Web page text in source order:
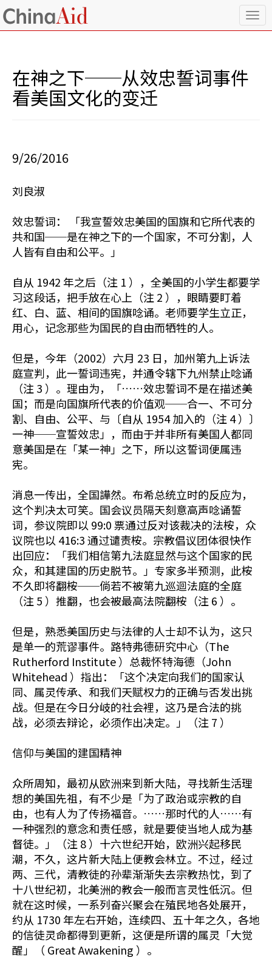
T
o
在神之下──从效忠誓词事件
看美国文化的变迁
9/26/2016
刘良淑
效忠誓词： 「我宣誓效忠美国的国旗和它所代表的
共和国──是在神之下的一个国家，不可分割，人
人皆有自由和公平。」
自从 1942 年之后（注 1 ），全美国的小学生都要学
习这段话，把手放在心上（注 2 ），眼睛要盯着
红、白、蓝、相间的国旗唸诵。老师要学生立正，
用心，记念那些为国民的自由而牺牲的人。
但是，今年（2002）六月 23 日，加州第九上诉法
庭宣判，此一誓词违宪，并通令辖下九州禁止唸诵
（注 3 ）。理由为，「……效忠誓词不是在描述美
国；而是向国旗所代表的价值观──合一、不可分
割、自由、公平、与〔自从 1954 加入的（注 4 ）〕
一神──宣誓效忠」，而由于并非所有美国人都同
意美国是在「某一神」之下，所以这誓词便属违
宪。
消息一传出，全国譁然。布希总统立时的反应为，
这个判决太可笑。国会议员隔天刻意高声唸诵誓
词，参议院即以 99:0 票通过反对该裁决的法桉，众
议院也以 416:3 通过谴责桉。宗教倡议团体很快作
出回应：「我们相信第九法庭显然与这个国家的民
众，和其建国的历史脱节。」专家多半预测，此桉
不久即将翻桉──倘若不被第九巡迴法庭的全庭
（注 5 ）推翻，也会被最高法院翻桉（注 6 ）。
但是，熟悉美国历史与法律的人士却不认为，这只
是单一的荒谬事件。路特弗德研究中心（The
Rutherford Institute ）总裁怀特海德（John
Whitehead ）指出：「这个决定向我们的国家认
同、属灵传承、和我们天赋权力的正确与否发出挑
战。但是在今日分岐的社会裡，这乃是合法的挑
战，必须去辩论，必须作出决定。」（注 7 ）
信仰与美国的建国精神
众所周知，最初从欧洲来到新大陆，寻找新生活理
想的美国先祖，有不少是「为了政治或宗教的自
由，也有人为了传扬福音。……那时代的人……有
一种强烈的意念和责任感，就是要使当地人成为基
督徒。」（注 8 ）十六世纪开始，欧洲兴起移民
潮，不久，这片新大陆上便教会林立。不过，经过
两、三代，清教徒的孙辈渐渐失去宗教热忱，到了
十八世纪初，北美洲的教会一般而言灵性低沉。但
就在这时候，一系列奋兴聚会在殖民地各处展开，
约从 1730 年左右开始，连续四、五十年之久，各地
的信徒灵命都得到更新，这便是所谓的属灵「大觉
醒」（ Great Awakening ）。